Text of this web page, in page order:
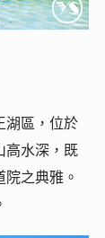
湖區，位於
高水深，既
之典雅。